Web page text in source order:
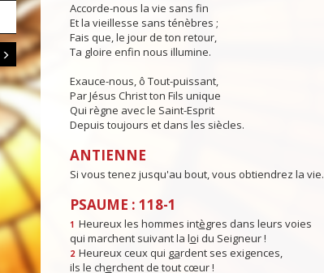
Accorde-nous la vie sans fin
Et la vieillesse sans ténèbres ;
Fais que, le jour de ton retour,
Ta gloire enfin nous illumine.
Exauce-nous, ô Tout-puissant,
Par Jésus Christ ton Fils unique
Qui règne avec le Saint-Esprit
Depuis toujours et dans les siècles.
ANTIENNE
Si vous tenez jusqu'au bout, vous obtiendrez la vie.
PSAUME : 118-1
1 Heureux les hommes intègres dans leurs voies
qui marchent suivant la loi du Seigneur !
2 Heureux ceux qui gardent ses exigences,
ils le cherchent de tout cœur !